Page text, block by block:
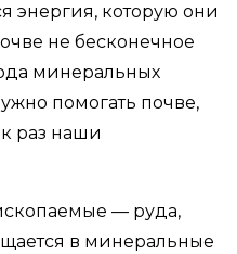
энергия, которую они
не бесконечное
минеральных
помогать почве,
раз наши
— руда,
в минеральные